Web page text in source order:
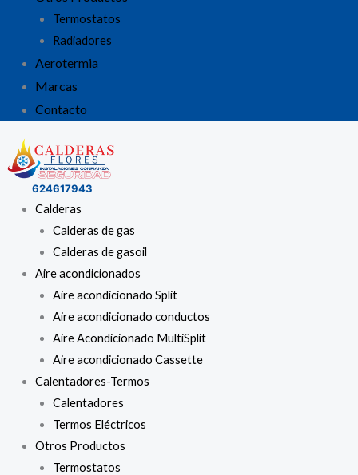
Termostatos
Radiadores
Aerotermia
Marcas
Contacto
624617943
Calderas
Calderas de gas
Calderas de gasoil
Aire acondicionados
Aire acondicionado Split
Aire acondicionado conductos
Aire Acondicionado MultiSplit
Aire acondicionado Cassette
Calentadores-Termos
Calentadores
Termos Eléctricos
Otros Productos
Termostatos